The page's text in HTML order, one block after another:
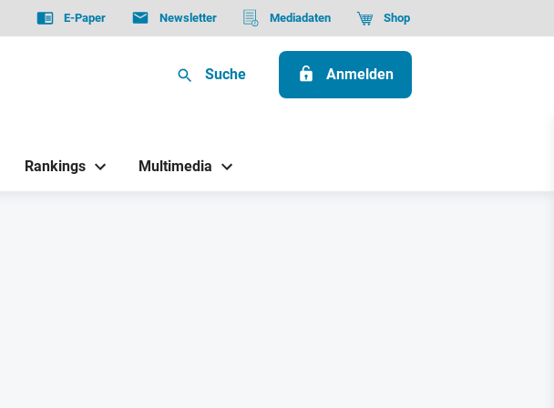
E-Paper Newsletter Mediadaten Shop
Suche Anmelden
Rankings Multimedia